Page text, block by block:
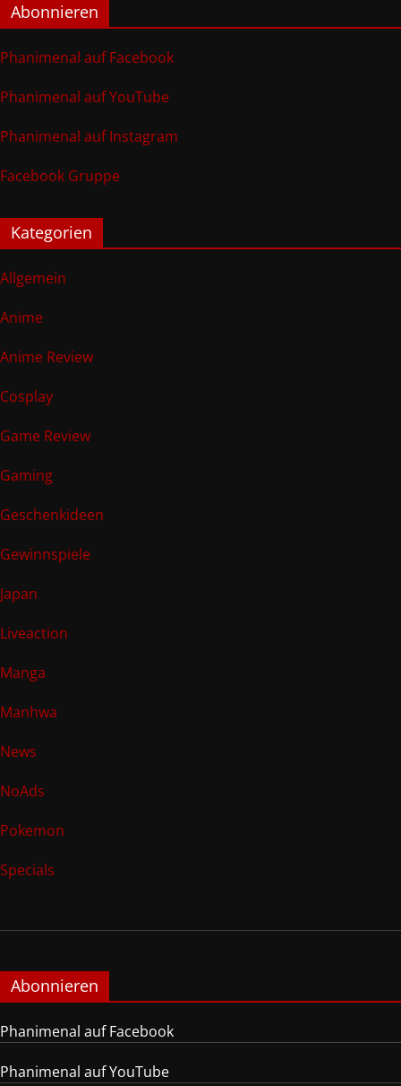
Abonnieren
Phanimenal auf Facebook
Phanimenal auf YouTube
Phanimenal auf Instagram
Facebook Gruppe
Kategorien
Allgemein
Anime
Anime Review
Cosplay
Game Review
Gaming
Geschenkideen
Gewinnspiele
Japan
Liveaction
Manga
Manhwa
News
NoAds
Pokemon
Specials
Abonnieren
Phanimenal auf Facebook
Phanimenal auf YouTube